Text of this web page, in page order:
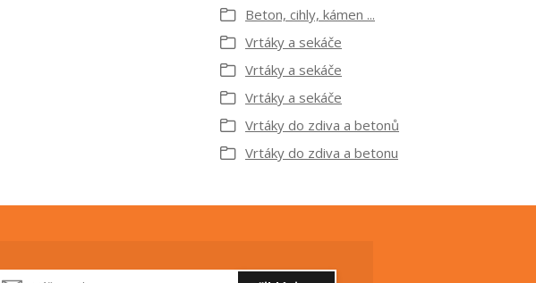
Beton, cihly, kámen ...
Vrtáky a sekáče
Vrtáky a sekáče
Vrtáky a sekáče
Vrtáky do zdiva a betonů
Vrtáky do zdiva a betonu